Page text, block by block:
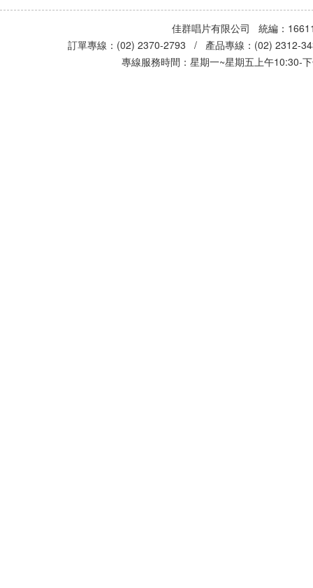
佳群唱片有限公司 統編：
訂單專線：(02) 2370-2793 / 產品專線：(02)
專線服務時間：星期一~星期五上午10:30-